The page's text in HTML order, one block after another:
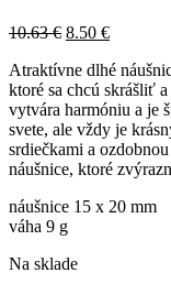
10.63€ 8.50 €
Atraktívne dlhé
ktoré sa chcú skrášliť
vytvára harmóniu a je
svete, ale vždy je
srdiečkami a
náušnice, ktoré
náušnice 15 x 20 mm
váha 9 g
Na sklade